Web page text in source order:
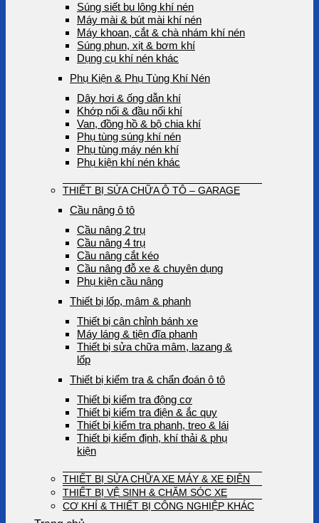
Súng siết bu lông khí nén
Máy mài & bút mài khí nén
Máy khoan, cắt & chà nhám khí nén
Súng phun, xịt & bơm khí
Dụng cụ khí nén khác
Phụ Kiện & Phụ Tùng Khí Nén
Dây hơi & ống dẫn khí
Khớp nối & đầu nối khí
Van, đồng hồ & bộ chia khí
Phụ tùng súng khí nén
Phụ tùng máy nén khí
Phụ kiện khí nén khác
THIẾT BỊ SỬA CHỮA Ô TÔ – GARAGE
Cầu nâng ô tô
Cầu nâng 2 trụ
Cầu nâng 4 trụ
Cầu nâng cắt kéo
Cầu nâng đỗ xe & chuyên dụng
Phụ kiện cầu nâng
Thiết bị lốp, mâm & phanh
Thiết bị cân chỉnh bánh xe
Máy láng & tiện đĩa phanh
Thiết bị sửa chữa mâm, lazang &
lốp
Thiết bị kiểm tra & chẩn đoán ô tô
Thiết bị kiểm tra động cơ
Thiết bị kiểm tra điện & ắc quy
Thiết bị kiểm tra phanh, treo & lái
Thiết bị kiểm định, khí thải & phụ
kiện
THIẾT BỊ SỬA CHỮA XE MÁY & XE ĐIỆN
THIẾT BỊ VỆ SINH & CHĂM SÓC XE
CƠ KHÍ & THIẾT BỊ CÔNG NGHIỆP KHÁC